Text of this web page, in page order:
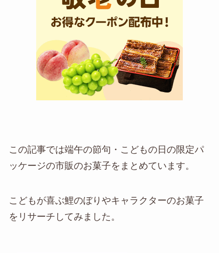
この記事では端午の節句・こどもの日の限定パ
ッケージの市販のお菓子をまとめています。
こどもが喜ぶ鯉のぼりやキャラクターのお菓子
をリサーチしてみました。